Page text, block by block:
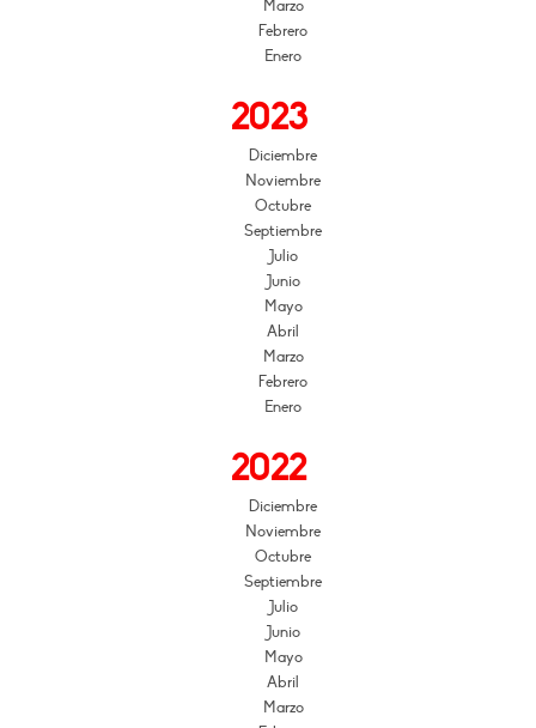
Marzo
Febrero
Enero
2023
Diciembre
Noviembre
Octubre
Septiembre
Julio
Junio
Mayo
Abril
Marzo
Febrero
Enero
2022
Diciembre
Noviembre
Octubre
Septiembre
Julio
Junio
Mayo
Abril
Marzo